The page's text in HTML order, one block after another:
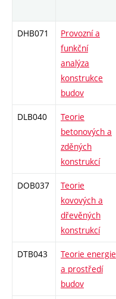
DHB071
Provozní a
funkční
analýza
konstrukce
budov
DLB040
Teorie
betonových a
zděných
konstrukcí
DOB037
Teorie
kovových a
dřevěných
konstrukcí
DTB043
Teorie energie
a prostředí
budov